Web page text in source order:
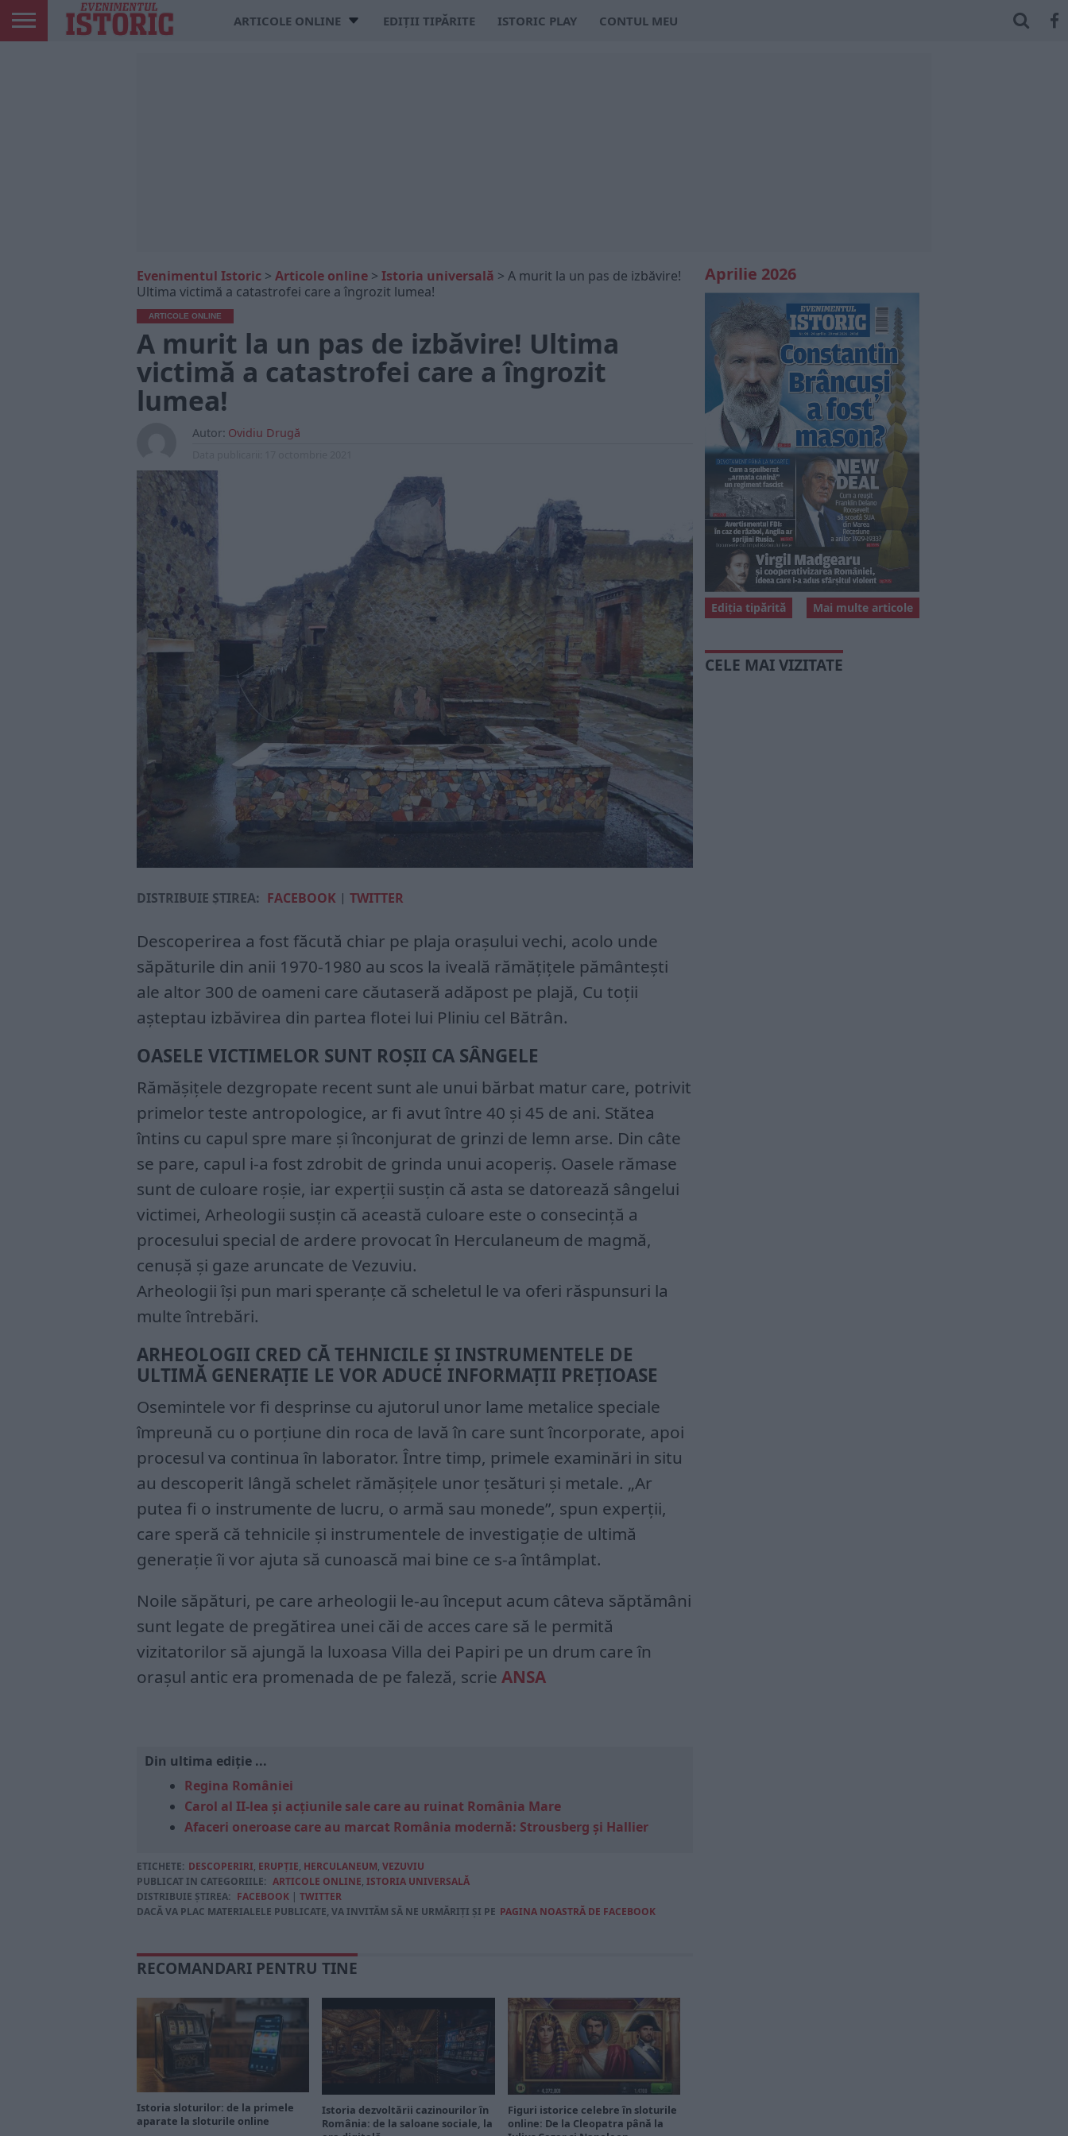
ARTICOLE ONLINE EDIȚII TIPĂRITE ISTORIC PLAY CONTUL MEU
Evenimentul Istoric > Articole online > Istoria universală > A murit la un pas de izbăvire!
Ultima victimă a catastrofei care a îngrozit lumea!
ARTICOLE ONLINE
A murit la un pas de izbăvire! Ultima
victimă a catastrofei care a îngrozit
lumea!
Autor: Ovidiu Drugă
DISTRIBUIE ȘTIREA: FACEBOOK | TWITTER
Descoperirea a fost făcută chiar pe plaja orașului vechi, acolo unde
săpăturile din anii 1970-1980 au scos la iveală rămățițele pământești
ale altor 300 de oameni care căutaseră adăpost pe plajă, Cu toții
așteptau izbăvirea din partea flotei lui Pliniu cel Bătrân.
OASELE VICTIMELOR SUNT ROȘII CA SÂNGELE
Rămășițele dezgropate recent sunt ale unui bărbat matur care, potrivit
primelor teste antropologice, ar fi avut între 40 și 45 de ani. Stătea
întins cu capul spre mare și înconjurat de grinzi de lemn arse. Din câte
se pare, capul i-a fost zdrobit de grinda unui acoperiș. Oasele rămase
sunt de culoare roșie, iar experții susțin că asta se datorează sângelui
victimei, Arheologii susțin că această culoare este o consecință a
procesului special de ardere provocat în Herculaneum de magmă,
cenușă și gaze aruncate de Vezuviu.
Arheologii își pun mari speranțe că scheletul le va oferi răspunsuri la
multe întrebări.
ARHEOLOGII CRED CĂ TEHNICILE ȘI INSTRUMENTELE DE
ULTIMĂ GENERAȚIE LE VOR ADUCE INFORMAȚII PREȚIOASE
Osemintele vor fi desprinse cu ajutorul unor lame metalice speciale
împreună cu o porțiune din roca de lavă în care sunt încorporate, apoi
procesul va continua în laborator. Între timp, primele examinări in situ
au descoperit lângă schelet rămășițele unor țesături și metale. „Ar
putea fi o instrumente de lucru, o armă sau monede”, spun experții,
care speră că tehnicile și instrumentele de investigație de ultimă
generație îi vor ajuta să cunoască mai bine ce s-a întâmplat.
Noile săpături, pe care arheologii le-au început acum câteva săptămâni
sunt legate de pregătirea unei căi de acces care să le permită
vizitatorilor să ajungă la luxoasa Villa dei Papiri pe un drum care în
orașul antic era promenada de pe faleză, scrie ANSA
Din ultima ediție ...
Regina României
Carol al II-lea și acțiunile sale care au ruinat România Mare
Afaceri oneroase care au marcat România modernă: Strousberg și Hallier
ETICHETE: DESCOPERIRI, ERUPȚIE, HERCULANEUM, VEZUVIU
PUBLICAT IN CATEGORIILE: ARTICOLE ONLINE, ISTORIA UNIVERSALĂ
DISTRIBUIE ȘTIREA: FACEBOOK | TWITTER
DACĂ VA PLAC MATERIALELE PUBLICATE, VA INVITĂM SĂ NE URMĂRIȚI ȘI PE PAGINA NOASTRĂ DE FACEBOOK
RECOMANDARI PENTRU TINE
Istoria sloturilor: de la primele
aparate la sloturile online
Istoria dezvoltării cazinourilor în
România: de la saloane sociale, la
Figuri istorice celebre în sloturile
online: De la Cleopatra până la
Aprilie 2026
Mai multe articole
Ediția tipărită
CELE MAI VIZITATE